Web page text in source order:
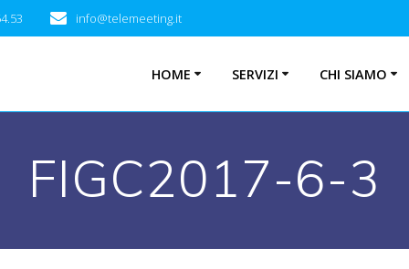
info@telemeeting.it
HOME SERVIZI CHI SIAMO
FIGC2017-6-3